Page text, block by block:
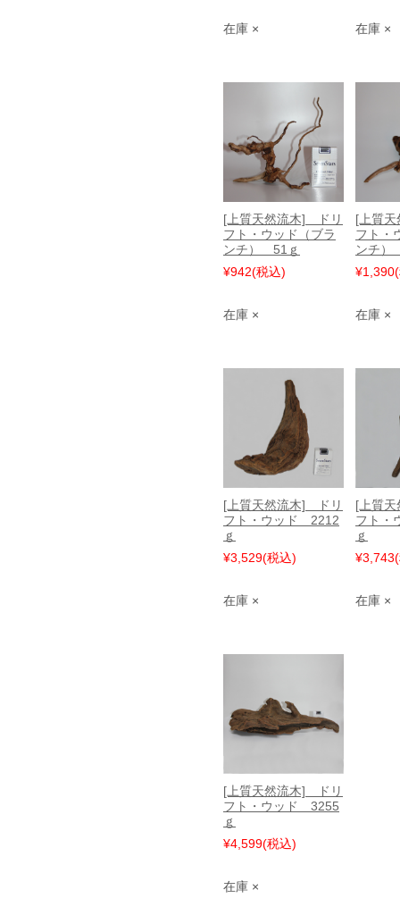
在庫 × 在庫 ×
[上質天然流木] ドリ
フト・ウッド（ブラ
ンチ） 51ｇ
¥942(税込)
在庫 ×
[上質
フト・
ンチ
¥1,390
在庫 ×
[上質天然流木] ドリ
フト・ウッド 2212
ｇ
¥3,529(税込)
在庫 ×
[上質
フト・
ｇ
¥3,743
在庫 ×
[上質天然流木] ドリ
フト・ウッド 3255
ｇ
¥4,599(税込)
在庫 ×